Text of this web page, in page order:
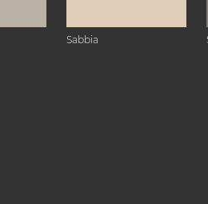
Sabbia